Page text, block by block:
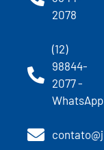
2078
(12)
98844-
2077 -
WhatsApp